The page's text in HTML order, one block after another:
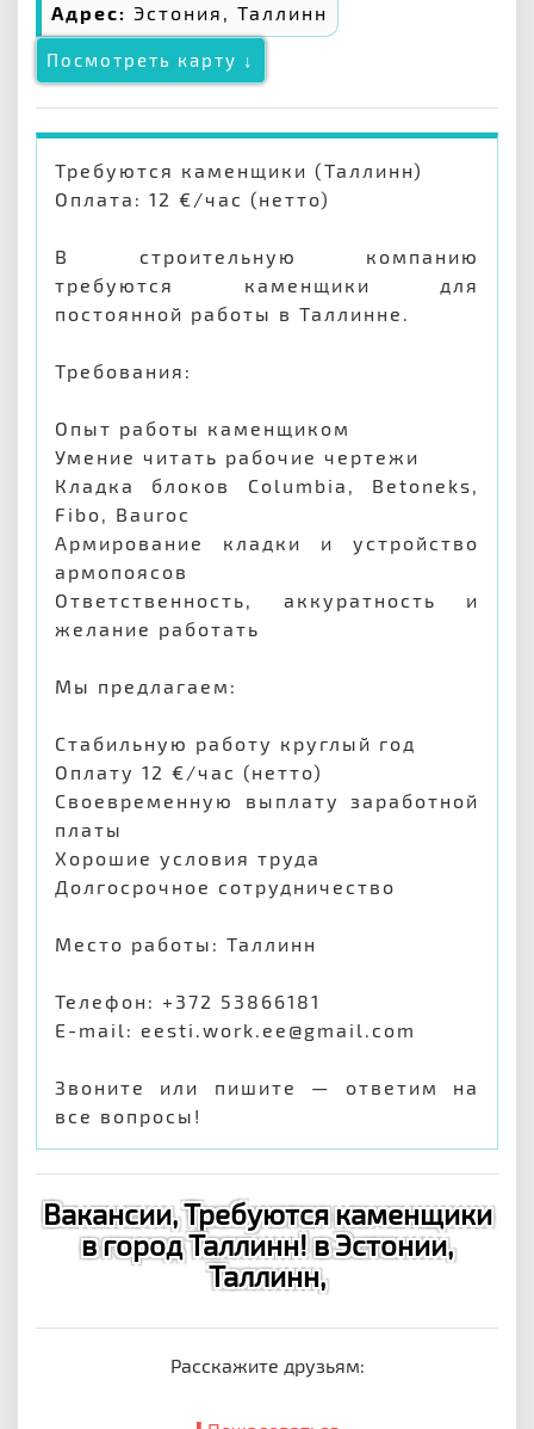
Адрес: Эстония, Таллинн
Посмотреть карту ↓
Требуются каменщики (Таллинн)
Оплата: 12 €/час (нетто)
В строительную компанию
требуются каменщики для
постоянной работы в Таллинне.
Требования:
Опыт работы каменщиком
Умение читать рабочие чертежи
Кладка блоков Columbia, Betoneks,
Fibo, Bauroc
Армирование кладки и устройство
армопоясов
Ответственность, аккуратность и
желание работать
Мы предлагаем:
Стабильную работу круглый год
Оплату 12 €/час (нетто)
Своевременную выплату заработной
платы
Хорошие условия труда
Долгосрочное сотрудничество
Место работы: Таллинн
Телефон: +372 53866181
E-mail: eesti.work.ee@gmail.com
Звоните или пишите — ответим на
все вопросы!
Вакансии, Требуются каменщики
в город Таллинн! в Эстонии,
Таллинн,
Расскажите друзьям: